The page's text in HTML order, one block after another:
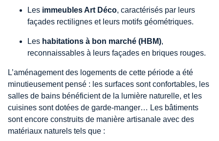
Les immeublesArt Déco, caractérisés par leurs
façades rectilignes et leurs motifs géométriques.
Les habitations à bon marché (HBM),
reconnaissables à leurs façades en briques rouges.
L’aménagement des logements de cette période a été
minutieusement pensé : les surfaces sont confortables, les
salles de bains bénéficient de la lumière naturelle, et les
cuisines sont dotées de garde-manger… Les bâtiments
sont encore construits de manière artisanale avec des
matériaux naturels tels que :